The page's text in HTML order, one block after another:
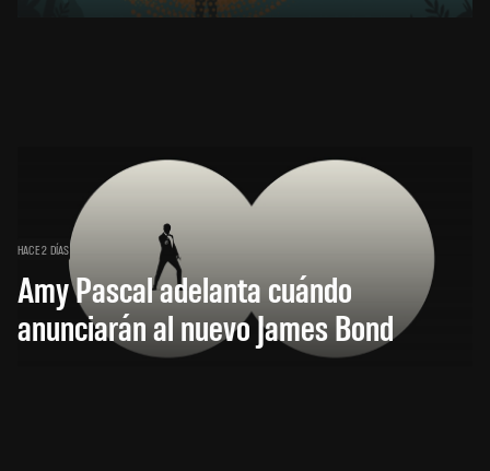
HACE 2 DÍAS
Amy Pascal adelanta cuándo
anunciarán al nuevo James Bond